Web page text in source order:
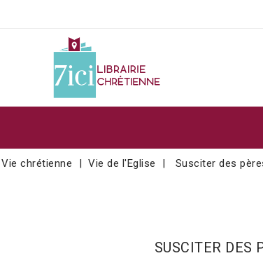
Vie chrétienne Vie de l'Eglise Susciter des
SUSCITER DES